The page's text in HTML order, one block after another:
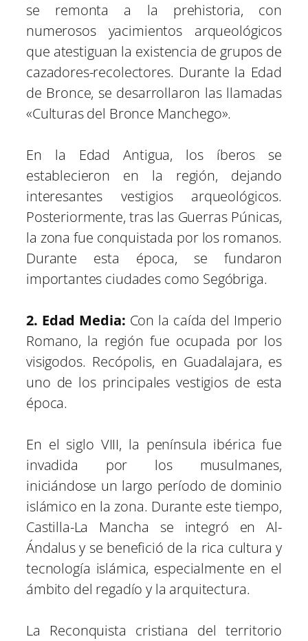
se remonta a la prehistoria, con
numerosos yacimientos arqueológicos
que atestiguan la existencia de grupos de
cazadores-recolectores. Durante la Edad
de Bronce, se desarrollaron las llamadas
«Culturas del Bronce Manchego».
En la Edad Antigua, los íberos se
establecieron en la región, dejando
interesantes vestigios arqueológicos.
Posteriormente, tras las Guerras Púnicas,
la zona fue conquistada por los romanos.
Durante esta época, se fundaron
importantes ciudades como Segóbriga.
2. Edad Media: Con la caída del Imperio
Romano, la región fue ocupada por los
visigodos. Recópolis, en Guadalajara, es
uno de los principales vestigios de esta
época.
En el siglo VIII, la península ibérica fue
invadida por los musulmanes,
iniciándose un largo período de dominio
islámico en la zona. Durante este tiempo,
Castilla-La Mancha se integró en Al-
Ándalus y se benefició de la rica cultura y
tecnología islámica, especialmente en el
ámbito del regadío y la arquitectura.
La Reconquista cristiana del territorio